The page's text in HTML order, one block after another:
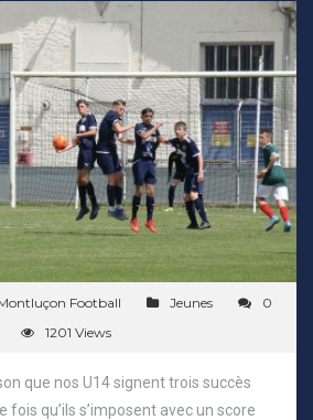
Football Jeunes
0
1201 Views
que nos U14 signent trois succès
qu’ils s’imposent avec un score